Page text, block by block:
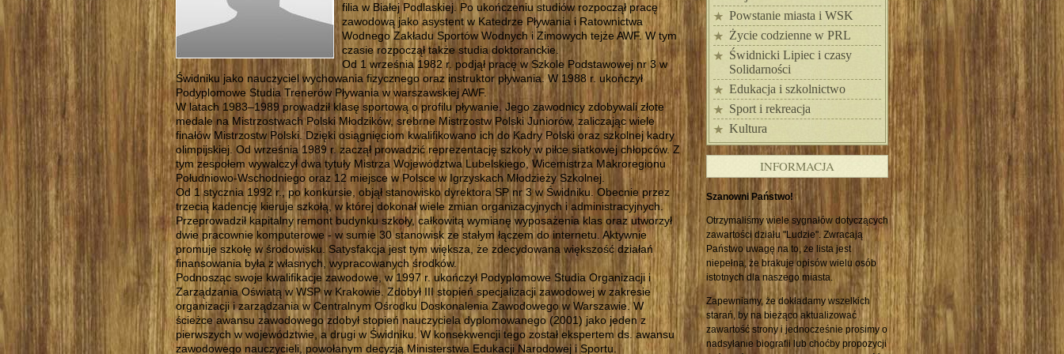
filia w Białej Podlaskiej. Po ukończeniu studiów rozpoczął pracę
zawodową jako asystent w Katedrze Pływania i Ratownictwa
Wodnego Zakładu Sportów Wodnych i Zimowych tejże AWF. W tym
czasie rozpoczął także studia doktoranckie.
Od 1 września 1982 r. podjął pracę w Szkole Podstawowej nr 3 w
Świdniku jako nauczyciel wychowania fizycznego oraz instruktor pływania. W 1988 r. ukończył
Podyplomowe Studia Trenerów Pływania w warszawskiej AWF.
W latach 1983–1989 prowadził klasę sportową o profilu pływanie. Jego zawodnicy zdobywali złote
medale na Mistrzostwach Polski Młodzików, srebrne Mistrzostw Polski Juniorów, zaliczając wiele
finałów Mistrzostw Polski. Dzięki osiągnięciom kwalifikowano ich do Kadry Polski oraz szkolnej kadry
olimpijskiej. Od września 1989 r. zaczął prowadzić reprezentację szkoły w piłce siatkowej chłopców. Z
tym zespołem wywalczył dwa tytuły Mistrza Województwa Lubelskiego, Wicemistrza Makroregionu
Południowo-Wschodniego oraz 12 miejsce w Polsce w Igrzyskach Młodzieży Szkolnej.
Od 1 stycznia 1992 r., po konkursie, objął stanowisko dyrektora SP nr 3 w Świdniku. Obecnie przez
trzecią kadencję kieruje szkołą, w której dokonał wiele zmian organizacyjnych i administracyjnych.
Przeprowadził kapitalny remont budynku szkoły, całkowitą wymianę wyposażenia klas oraz utworzył
dwie pracownie komputerowe - w sumie 30 stanowisk ze stałym łączem do internetu. Aktywnie
promuje szkołę w środowisku. Satysfakcja jest tym większa, że zdecydowana większość działań
finansowania była z własnych, wypracowanych środków.
Podnosząc swoje kwalifikacje zawodowe, w 1997 r. ukończył Podyplomowe Studia Organizacji i
Zarządzania Oświatą w WSP w Krakowie. Zdobył III stopień specjalizacji zawodowej w zakresie
organizacji i zarządzania w Centralnym Ośrodku Doskonalenia Zawodowego w Warszawie. W
ścieżce awansu zawodowego zdobył stopień nauczyciela dyplomowanego (2001) jako jeden z
pierwszych w województwie, a drugi w Świdniku. W konsekwencji tego został ekspertem ds. awansu
zawodowego nauczycieli, powołanym decyzją Ministerstwa Edukacji Narodowej i Sportu.
Powstanie miasta i WSK
Życie codzienne w PRL
Świdnicki Lipiec i czasy
Solidarności
Edukacja i szkolnictwo
Sport i rekreacja
Kultura
INFORMACJA
Szanowni Państwo!
Otrzymaliśmy wiele sygnałów dotyczących
zawartości działu "Ludzie". Zwracają
Państwo uwagę na to, że lista jest
niepełna, że brakuje opisów wielu osób
istotnych dla naszego miasta.
Zapewniamy, że dokładamy wszelkich
starań, by na bieżąco aktualizować
zawartość strony i jednocześnie prosimy o
nadsyłanie biografii lub choćby propozycji